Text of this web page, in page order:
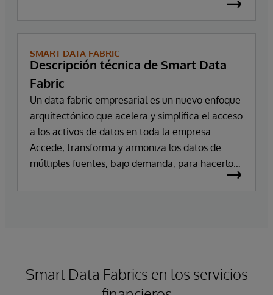
SMART DATA FABRIC
Descripción técnica de Smart Data
Fabric
Un data fabric empresarial es un nuevo enfoque
arquitectónico que acelera y simplifica el acceso
a los activos de datos en toda la empresa.
Accede, transforma y armoniza los datos de
múltiples fuentes, bajo demanda, para hacerlos
Smart Data Fabrics en los servicios